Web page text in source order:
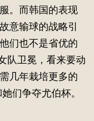
。而韩国的表现
意输球的战略引
们也不是省优的
队卫冕，看来要动
几年栽培更多的
们争夺尤伯杯。